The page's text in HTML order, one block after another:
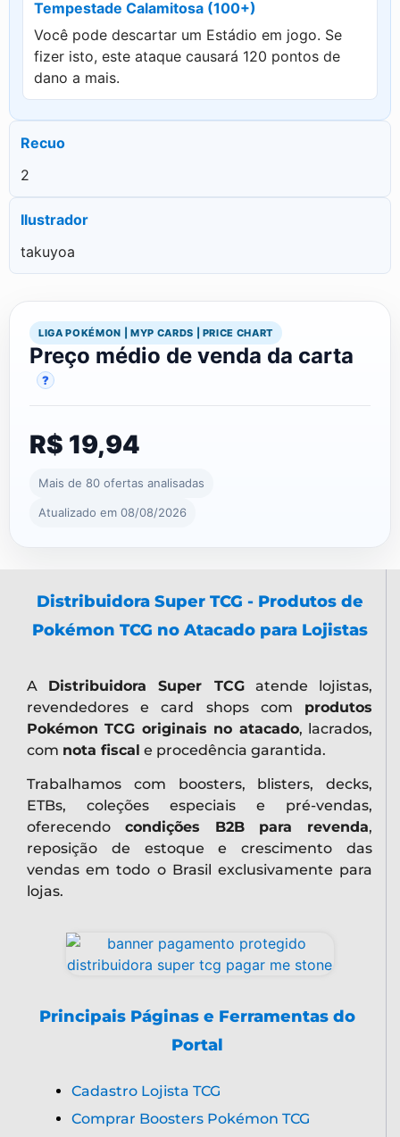
Tempestade Calamitosa (100+)
Você pode descartar um Estádio em jogo. Se
fizer isto, este ataque causará 120 pontos de
dano a mais.
Recuo
2
Ilustrador
takuyoa
LIGA POKÉMON | MYP CARDS | PRICE CHART
Preço médio de venda da carta
?
R$ 19,94
Mais de 80 ofertas analisadas
Atualizado em 08/08/2026
Distribuidora Super TCG - Produtos de
Pokémon TCG no Atacado para Lojistas
A Distribuidora Super TCGatende lojistas,
revendedores e card shops com produtos
Pokémon TCG originais no atacado, lacrados,
com nota fiscal e procedência garantida.
Trabalhamos com boosters, blisters, decks,
ETBs, coleções especiais e pré-vendas,
oferecendo condições B2B para revenda,
reposição de estoque e crescimento das
vendas em todo o Brasil exclusivamente para
lojas.
Principais Páginas e Ferramentas do
Portal
Cadastro Lojista TCG
Comprar Boosters Pokémon TCG